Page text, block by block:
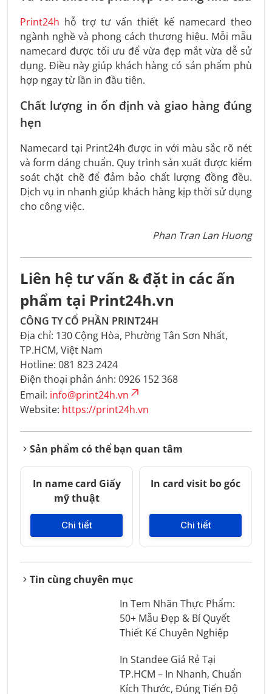
Print24h hỗ trợ tư vấn thiết kế namecard theo
ngành nghề và phong cách thương hiệu. Mỗi mẫu
namecard được tối ưu để vừa đẹp mắt vừa dễ sử
dụng. Điều này giúp khách hàng có sản phẩm phù
hợp ngay từ lần in đầu tiên.
Chất lượng in ổn định và giao hàng đúng
hẹn
Namecard tại Print24h được in với màu sắc rõ nét
và form dáng chuẩn. Quy trình sản xuất được kiểm
soát chặt chẽ để đảm bảo chất lượng đồng đều.
Dịch vụ in nhanh giúp khách hàng kịp thời sử dụng
cho công việc.
Phan Tran Lan Huong
Liên hệ tư vấn & đặt in các ấn
phẩm tại Print24h.vn
CÔNG TY CỔ PHẦN PRINT24H
Địa chỉ: 130 Cộng Hòa, Phường Tân Sơn Nhất,
TP.HCM, Việt Nam
Hotline: 081 823 2424
Điện thoại phản ánh: 0926 152 368
Email: info@print24h.vn
Website: https://print24h.vn
Sản phẩm có thể bạn quan tâm
In name card Giấy
mỹ thuật
Chi tiết
In card visit bo góc
Chi tiết
Tin cùng chuyên mục
In Tem Nhãn Thực Phẩm:
50+ Mẫu Đẹp & Bí Quyết
Thiết Kế Chuyên Nghiệp
In Standee Giá Rẻ Tại
TP.HCM – In Nhanh, Chuẩn
Kích Thước, Đúng Tiến Độ